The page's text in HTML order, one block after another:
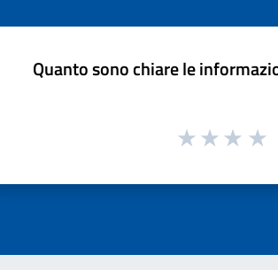
Quanto sono chiare le